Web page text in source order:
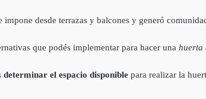
impone desde terrazas y balcones y generó
que podés implementar para hacer una huerta
determinar el espacio disponible para realizar la